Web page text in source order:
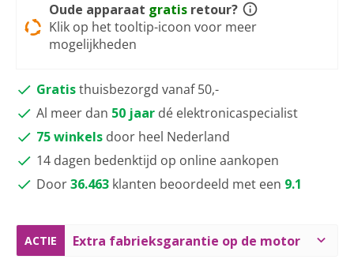
ACTIE Extra fabrieksgarantie op de motor
Oude apparaat gratis retour?
Klik op het tooltip-icoon voor meer
mogelijkheden
Gratisthuisbezorgd vanaf 50,-
Al meer dan 50 jaar dé elektronicaspecialist
75 winkels door heel Nederland
14 dagen bedenktijd op online aankopen
Door36.463 klanten beoordeeld met een 9.1